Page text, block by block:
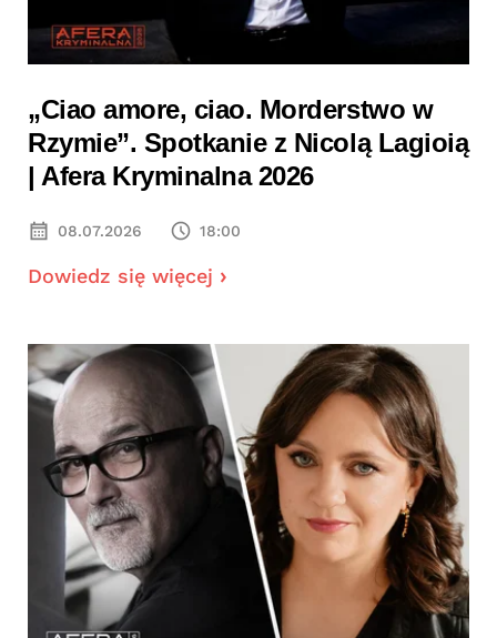
„Ciao amore, ciao. Morderstwo w
Rzymie”. Spotkanie z Nicolą Lagioią
| Afera Kryminalna 2026
08.07.2026 18:00
Dowiedz się więcej